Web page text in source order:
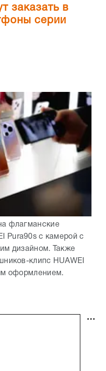
заказать в
серии
флагманские
Pura90s с камерой с
дизайном. Также
клипс HUAWEI
оформлением.